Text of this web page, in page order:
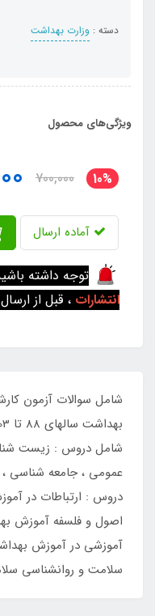
دسته : وزارت بهداشت
ویژگی‌های محصول
10%
700,000
آماده ارسال
توجه داشته
انتشارات ، قبل از
شامل سوالات آزمون
شامل دروس : زیست
عمومی ، جامعه شناسی
دروس : ارتباطات در
اصول و فلسفه آموزش
آموزشی در آموزش
سلامت و روانشناسی